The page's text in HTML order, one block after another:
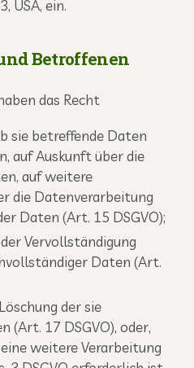
USA, ein.
Betroffenen
das Recht
sie betreffende Daten
auf Auskunft über die
auf weitere
die Datenverarbeitung
Daten (Art. 15 DSGVO);
Vervollständigung
Daten (Art.
der sie
(Art. 17 DSGVO), oder,
weitere Verarbeitung